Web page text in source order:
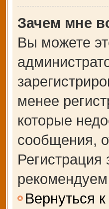
Зачем мне
Вы можете
менее
которые
сообщения,
Регистрация
рекомендуем
Вернуться